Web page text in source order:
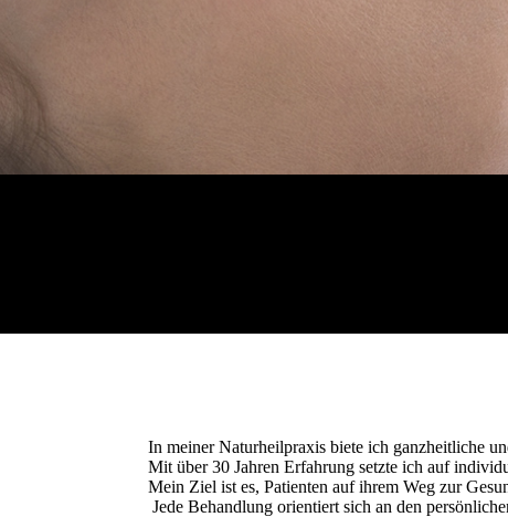
In meiner Naturheilpraxis biete ich ganzheitliche
Mit über 30 Jahren Erfahrung setzte ich auf
Mein Ziel ist es, Patienten auf ihrem Weg zur
Jede Behandlung orientiert sich an den